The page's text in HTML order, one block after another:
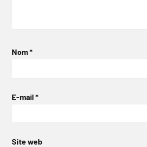
Nom*
E-mail *
Site web